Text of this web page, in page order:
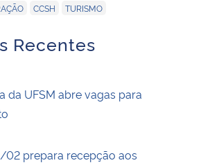
CCSH TURISMO
Recentes
da UFSM abre vagas para
02 prepara recepção aos